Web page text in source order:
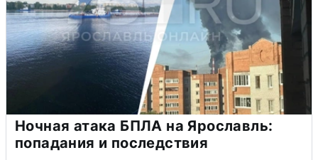
Ночная атака БПЛА на Ярославль:
попадания и последствия